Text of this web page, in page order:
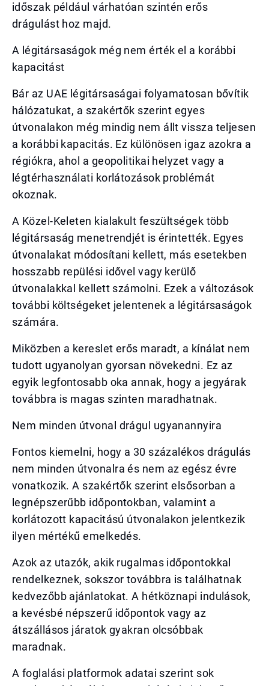
időszak például várhatóan szintén erős
drágulást hoz majd.
A légitársaságok még nem érték el a korábbi
kapacitást
Bár az UAE légitársaságai folyamatosan bővítik
hálózatukat, a szakértők szerint egyes
útvonalakon még mindig nem állt vissza teljesen
a korábbi kapacitás. Ez különösen igaz azokra a
régiókra, ahol a geopolitikai helyzet vagy a
légtérhasználati korlátozások problémát
okoznak.
A Közel-Keleten kialakult feszültségek több
légitársaság menetrendjét is érintették. Egyes
útvonalakat módosítani kellett, más esetekben
hosszabb repülési idővel vagy kerülő
útvonalakkal kellett számolni. Ezek a változások
további költségeket jelentenek a légitársaságok
számára.
Miközben a kereslet erős maradt, a kínálat nem
tudott ugyanolyan gyorsan növekedni. Ez az
egyik legfontosabb oka annak, hogy a jegyárak
továbbra is magas szinten maradhatnak.
Nem minden útvonal drágul ugyanannyira
Fontos kiemelni, hogy a 30 százalékos drágulás
nem minden útvonalra és nem az egész évre
vonatkozik. A szakértők szerint elsősorban a
legnépszerűbb időpontokban, valamint a
korlátozott kapacitású útvonalakon jelentkezik
ilyen mértékű emelkedés.
Azok az utazók, akik rugalmas időpontokkal
rendelkeznek, sokszor továbbra is találhatnak
kedvezőbb ajánlatokat. A hétköznapi indulások,
a kevésbé népszerű időpontok vagy az
átszállásos járatok gyakran olcsóbbak
maradnak.
A foglalási platformok adatai szerint sok